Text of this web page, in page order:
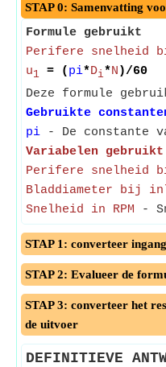
STAP 0: Samenvatting
Formule gebruikt
Perifere snelheid
u1 = ( pi*Di*N )/60
Deze formule
Gebruikte
pi - De constante
Variabelen gebruikt
Perifere snelheid
Bladdiameter bij
Snelheid in RPM -
STAP 1: converteer
STAP 2: Evalueer de
STAP 3: converteer het
de uitvoer
DEFINITIEVE